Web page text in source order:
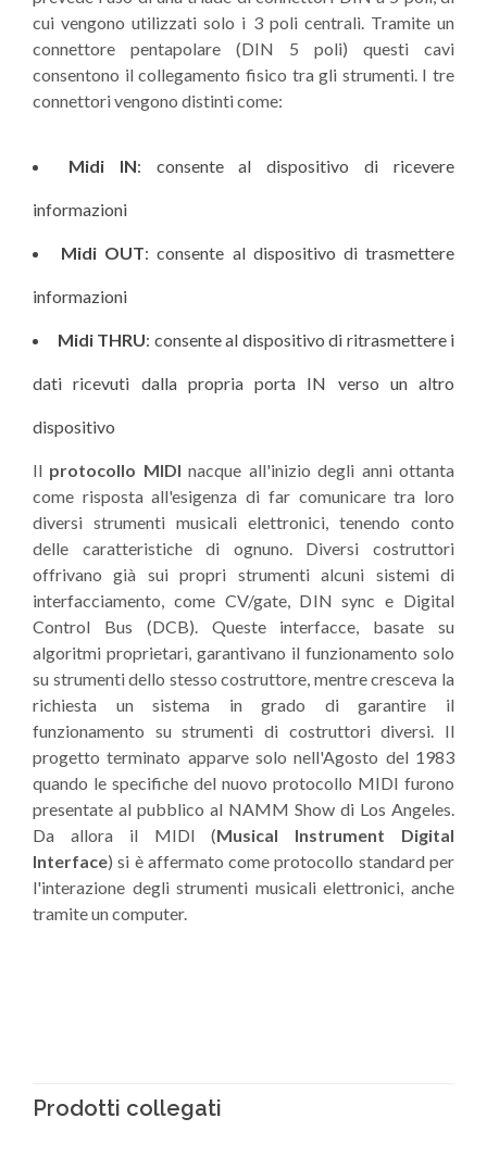
cui vengono utilizzati solo i 3 poli centrali. Tramite un
connettore pentapolare (DIN 5 poli) questi cavi
consentono il collegamento fisico tra gli strumenti. I tre
connettori vengono distinti come:
Midi IN: consente al dispositivo di ricevere
informazioni
Midi OUT: consente al dispositivo di trasmettere
informazioni
Midi THRU: consente al dispositivo di ritrasmettere i
dati ricevuti dalla propria porta IN verso un altro
dispositivo
Il protocollo MIDI nacque all'inizio degli anni ottanta
come risposta all'esigenza di far comunicare tra loro
diversi strumenti musicali elettronici, tenendo conto
delle caratteristiche di ognuno. Diversi costruttori
offrivano già sui propri strumenti alcuni sistemi di
interfacciamento, come CV/gate, DIN sync e Digital
Control Bus (DCB). Queste interfacce, basate su
algoritmi proprietari, garantivano il funzionamento solo
su strumenti dello stesso costruttore, mentre cresceva la
richiesta un sistema in grado di garantire il
funzionamento su strumenti di costruttori diversi. Il
progetto terminato apparve solo nell'Agosto del 1983
quando le specifiche del nuovo protocollo MIDI furono
presentate al pubblico al NAMM Show di Los Angeles.
Da allora il MIDI (Musical Instrument Digital
Interface) si è affermato come protocollo standard per
l'interazione degli strumenti musicali elettronici, anche
tramite un computer.
Prodotti collegati